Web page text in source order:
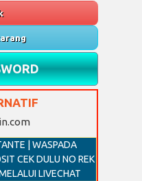
| WASPADA
CEK DULU NO REK
LIVECHAT